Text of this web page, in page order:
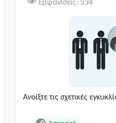
Ανοίξτε τις σχετικές